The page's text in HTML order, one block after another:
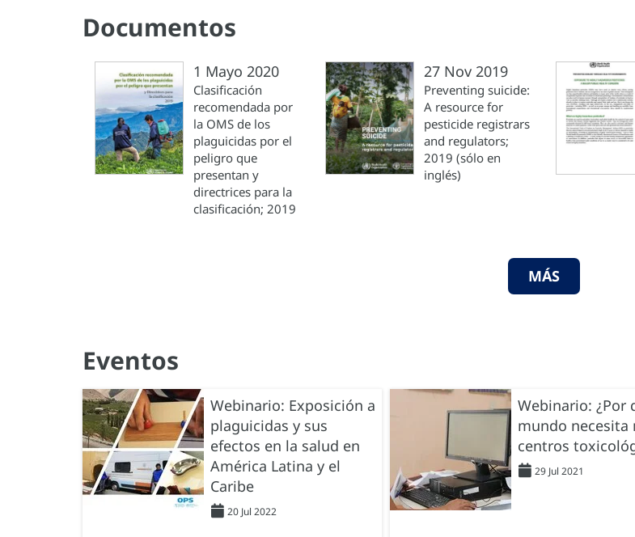
Documentos
1 Mayo 2020
Clasificación
recomendada por
la OMS de los
plaguicidas por el
peligro que
presentan y
directrices para la
clasificación; 2019
27 Nov 2019
Preventing suicide:
A resource for
pesticide registrars
and regulators;
2019 (sólo en
inglés)
MÁS
Eventos
Webinario: Exposición a
plaguicidas y sus
efectos en la salud en
América Latina y el
Caribe
20 Jul 2022
Webinario: ¿Por
mundo necesita
centros
29 Jul 2021